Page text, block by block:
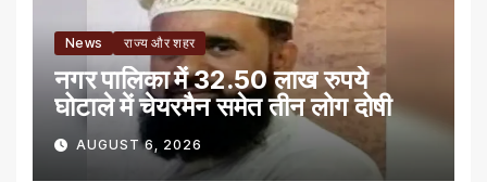
News राज्य और शहर
नगर पालिका में 32.50 लाख रुपये
घोटाले में चेयरमैन समेत तीन लोग दोषी
AUGUST 6, 2026